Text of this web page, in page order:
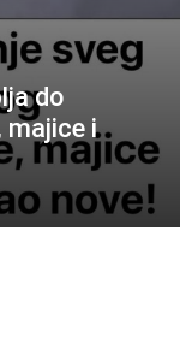
do
majice i